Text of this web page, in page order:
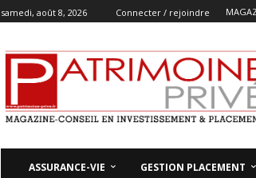
samedi, août 8, 2026 Connecter / rejoindre
ASSURANCE-VIE GESTION PLACEMENT